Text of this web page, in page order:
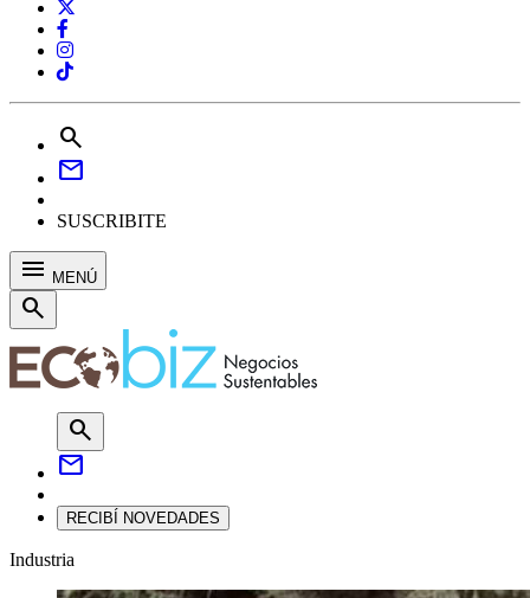
search
mail
SUSCRIBITE
menu MENÚ
search
search
mail
RECIBÍ NOVEDADES
Industria